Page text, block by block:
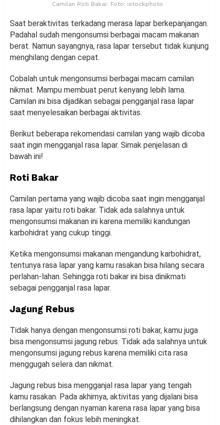
Camilan Roti Bakar. Foto: istockphoto
Saat beraktivitas terkadang merasa lapar berkepanjangan.
Padahal sudah mengonsumsi berbagai macam makanan
berat. Namun sayangnya, rasa lapar tersebut tidak kunjung
menghilang dengan cepat.
Cobalah untuk mengonsumsi berbagai macam camilan
nikmat. Mampu membuat perut kenyang lebih lama.
Camilan ini bisa dijadikan sebagai pengganjal rasa lapar
saat menyelesaikan berbagai aktivitas.
Berikut beberapa rekomendasi camilan yang wajib dicoba
saat ingin mengganjal rasa lapar. Simak penjelasan di
bawah ini!
Roti Bakar
Camilan pertama yang wajib dicoba saat ingin mengganjal
rasa lapar yaitu roti bakar. Tidak ada salahnya untuk
mengonsumsi makanan ini karena memiliki kandungan
karbohidrat yang cukup tinggi.
Ketika mengonsumsi makanan mengandung karbohidrat,
tentunya rasa lapar yang kamu rasakan bisa hilang secara
perlahan-lahan. Sehingga roti bakar ini bisa dinikmati
sebagai pengganjal rasa lapar.
Jagung Rebus
Tidak hanya dengan mengonsumsi roti bakar, kamu juga
bisa mengonsumsi jagung rebus. Tidak ada salahnya untuk
mengonsumsi jagung rebus karena memiliki cita rasa
menggugah selera dan nikmat.
Jagung rebus bisa mengganjal rasa lapar yang tengah
kamu rasakan. Pada akhirnya, aktivitas yang dijalani bisa
berlangsung dengan nyaman karena rasa lapar yang bisa
dihilangkan dan fokus lebih meningkat.